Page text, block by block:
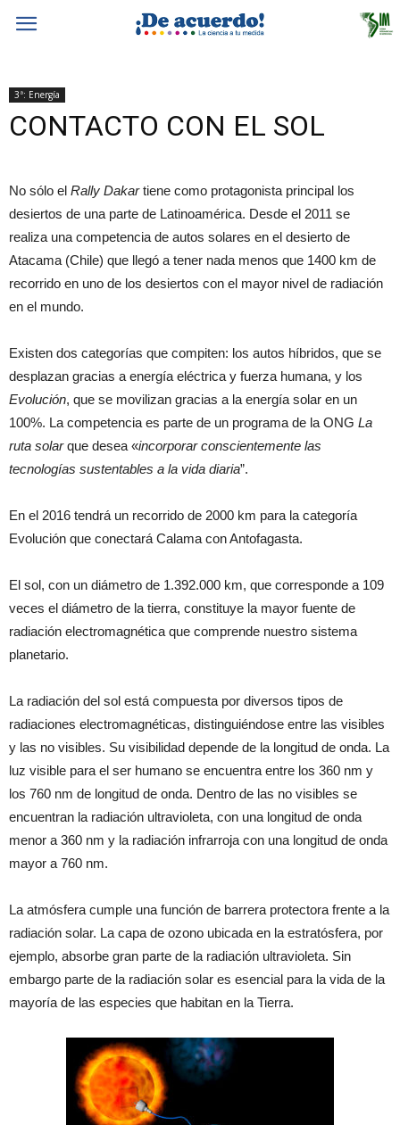
3ª: Energía
CONTACTO CON EL SOL
No sólo el Rally Dakartiene como protagonista principal los
desiertos de una parte de Latinoamérica. Desde el 2011 se
realiza una competencia de autos solares en el desierto de
Atacama (Chile) que llegó a tener nada menos que 1400 km de
recorrido en uno de los desiertos con el mayor nivel de radiación
en el mundo.
Existen dos categorías que compiten: los autos híbridos, que se
desplazan gracias a energía eléctrica y fuerza humana, y los
Evolución, que se movilizan gracias a la energía solar en un
100%. La competencia es parte de un programa de la ONG La
ruta solarque desea «incorporar conscientemente las
tecnologías sustentables a la vida diaria”.
En el 2016 tendrá un recorrido de 2000 km para la categoría
Evolución que conectará Calama con Antofagasta.
El sol, con un diámetro de 1.392.000 km, que corresponde a 109
veces el diámetro de la tierra, constituye la mayor fuente de
radiación electromagnética que comprende nuestro sistema
planetario.
La radiación del sol está compuesta por diversos tipos de
radiaciones electromagnéticas, distinguiéndose entre las visibles
y las no visibles. Su visibilidad depende de la longitud de onda. La
luz visible para el ser humano se encuentra entre los 360 nm y
los 760 nm de longitud de onda. Dentro de las no visibles se
encuentran la radiación ultravioleta, con una longitud de onda
menor a 360 nm y la radiación infrarroja con una longitud de onda
mayor a 760 nm.
La atmósfera cumple una función de barrera protectora frente a la
radiación solar. La capa de ozono ubicada en la estratósfera, por
ejemplo, absorbe gran parte de la radiación ultravioleta. Sin
embargo parte de la radiación solar es esencial para la vida de la
mayoría de las especies que habitan en la Tierra.